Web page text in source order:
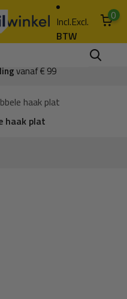
Incl.Excl.
BTW
0
vanaf € 99
haak plat
haak plat